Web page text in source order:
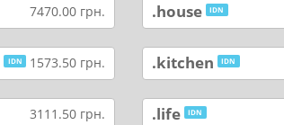
7470.00 грн. .house IDN
IDN 1573.50 грн. .kitchen IDN
3111.50 грн. .life IDN